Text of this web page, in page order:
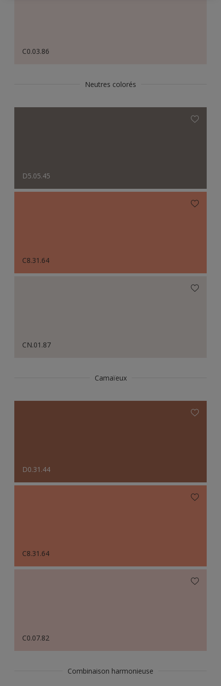
C0.03.86
Neutres colorés
D5.05.45
C8.31.64
CN.01.87
Camaïeux
D0.31.44
C8.31.64
C0.07.82
Combinaison harmonieuse